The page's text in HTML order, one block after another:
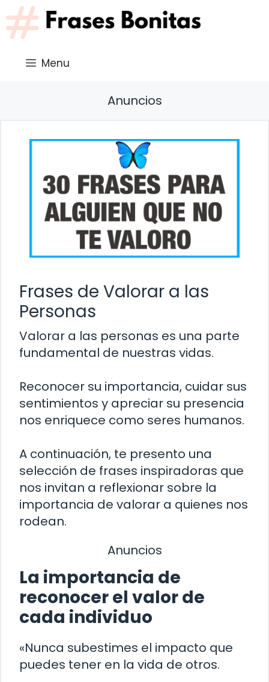
Saltar
al
contenido
Menu
Anuncios
Frases de Valorar a las
Personas
Valorar a las personas es una parte
fundamental de nuestras vidas.
Reconocer su importancia, cuidar sus
sentimientos y apreciar su presencia
nos enriquece como seres humanos.
A continuación, te presento una
selección de frases inspiradoras que
nos invitan a reflexionar sobre la
importancia de valorar a quienes nos
rodean.
Anuncios
La importancia de
reconocer el valor de
cada individuo
«Nunca subestimes el impacto que
puedes tener en la vida de otros.